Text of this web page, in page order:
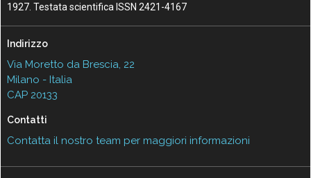
1927. Testata scientifica ISSN 2421-4167
Indirizzo
Via Moretto da Brescia, 22
Milano - Italia
CAP 20133
Contatti
Contatta il nostro team per maggiori informazioni